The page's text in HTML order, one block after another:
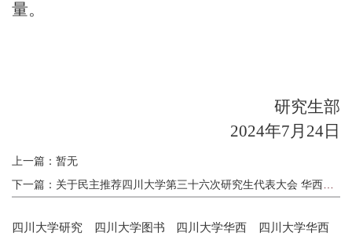
量。
研究生部
2024年7月 24日
上一篇：暂无
下一篇：关于民主推荐四川大学第三十六次研究生代表大会 华西临床医学院研究生代表候选人、委员候选人 推荐人选的通知
四川大学研究 四川大学图书 四川大学华西 四川大学华西